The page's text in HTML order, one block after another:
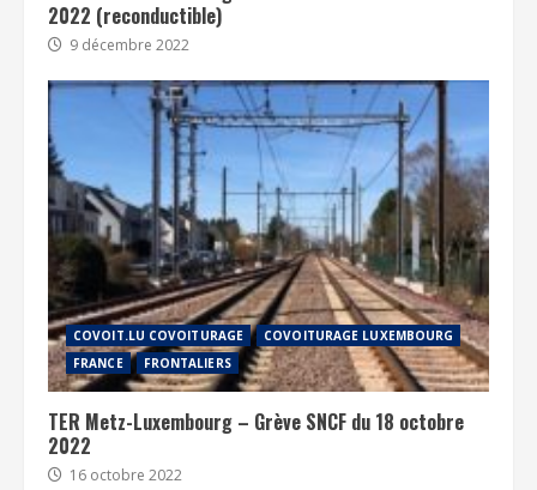
2022 (reconductible)
9 décembre 2022
COVOIT.LU COVOITURAGE
COVOITURAGE LUXEMBOURG
FRANCE
FRONTALIERS
TER Metz-Luxembourg – Grève SNCF du 18 octobre
2022
16 octobre 2022